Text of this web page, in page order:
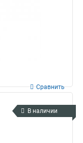
Сравнить
В наличии